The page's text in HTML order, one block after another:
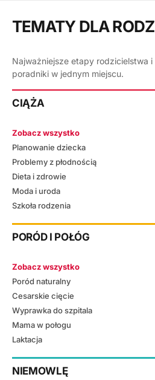
TEMATY DLA
Najważniejsze etapy rodzicielstwa
poradniki w jednym miejscu.
CIĄŻA
Zobacz wszystko
Planowanie dziecka
Problemy z płodnością
Dieta i zdrowie
Moda i uroda
Szkoła rodzenia
PORÓD I POŁÓG
Zobacz wszystko
Poród naturalny
Cesarskie cięcie
Wyprawka do szpitala
Mama w połogu
Laktacja
NIEMOWLĘ